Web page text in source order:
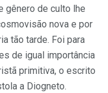
gênero de culto lhe
nova e por
tão tarde. Foi para
de igual importância
primitiva, o escrito
a Diogneto.